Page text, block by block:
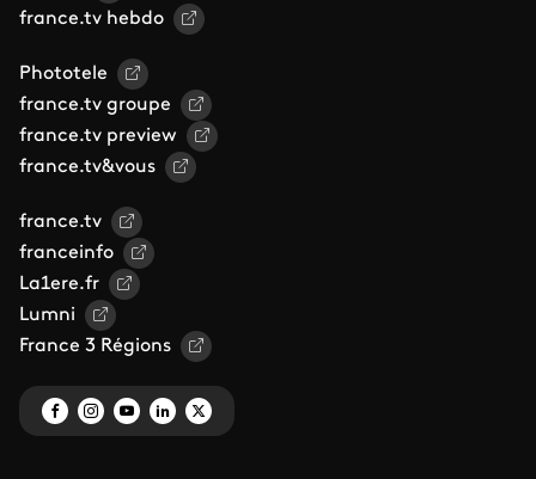
france.tv hebdo
Phototele
france.tv groupe
france.tv preview
france.tv&vous
france.tv
franceinfo
La1ere.fr
Lumni
France 3 Régions